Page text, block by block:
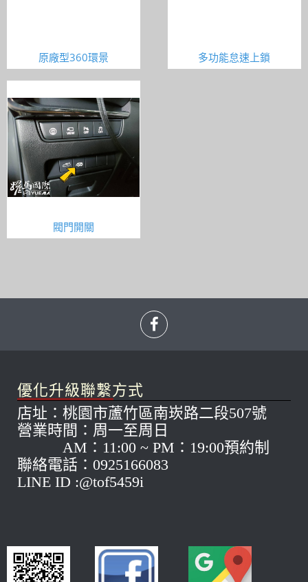
原廠型360環景 多功能怠速上鎖
閥門開關
優化升級聯繫方式
店址：桃園市蘆竹區南崁路二段507號
營業時間：周一至周日
AM：11:00 ~ PM：19:00預約制
聯絡電話：0925166083
LINE ID :@tof5459i